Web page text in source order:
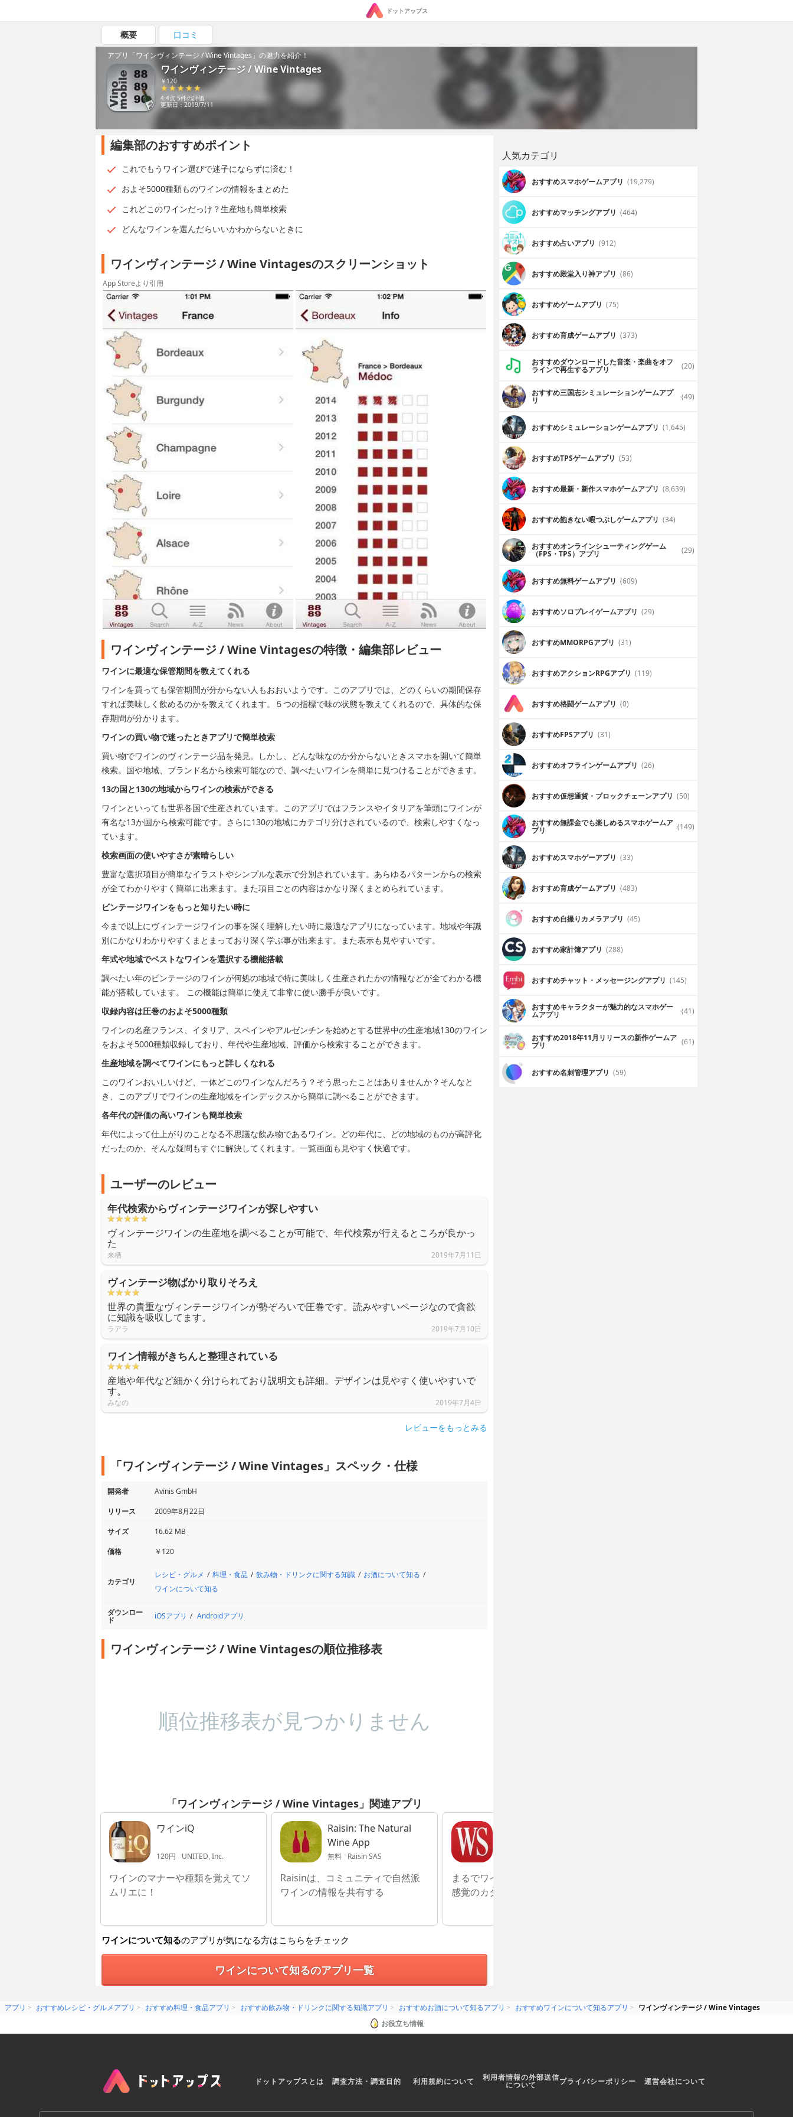
ドットアップス
概要 口コミ
アプリ「ワインヴィンテージ / Wine Vintages」の魅力を紹介！
ワインヴィンテージ / Wine Vintages
￥120
4.4点 5件の評価
更新日：2019/7/11
編集部のおすすめポイント
これでもうワイン選びで迷子にならずに済む！
およそ5000種類ものワインの情報をまとめた
これどこのワインだっけ？生産地も簡単検索
どんなワインを選んだらいいかわからないときに
ワインヴィンテージ / Wine Vintagesのスクリーンショット
App Storeより引用
ワインヴィンテージ / Wine Vintagesの特徴・編集部レビュー
ワインに最適な保管期間を教えてくれる
ワインを買っても保管期間が分からない人もおおいようです。このアプリでは、どのくらいの期間保存
すれば美味しく飲めるのかを教えてくれます。５つの指標で味の状態を教えてくれるので、具体的な保
存期間が分かります。
ワインの買い物で迷ったときアプリで簡単検索
買い物でワインのヴィンテージ品を発見。しかし、どんな味なのか分からないときスマホを開いて簡単
検索。国や地域、ブランド名から検索可能なので、調べたいワインを簡単に見つけることができます。
13の国と130の地域からワインの検索ができる
ワインといっても世界各国で生産されています。このアプリではフランスやイタリアを筆頭にワインが
有名な13か国から検索可能です。さらに130の地域にカテゴリ分けされているので、検索しやすくなっ
ています。
検索画面の使いやすさが素晴らしい
豊富な選択項目が簡単なイラストやシンプルな表示で分別されています。あらゆるパターンからの検索
が全てわかりやすく簡単に出来ます。また項目ごとの内容はかなり深くまとめられています。
ビンテージワインをもっと知りたい時に
今まで以上にヴィンテージワインの事を深く理解したい時に最適なアプリになっています。地域や年識
別にかなりわかりやすくまとまっており深く学ぶ事が出来ます。また表示も見やすいです。
年式や地域でベストなワインを選択する機能搭載
調べたい年のビンテージのワインが何処の地域で特に美味しく生産されたかの情報などが全てわかる機
能が搭載しています。 この機能は簡単に使えて非常に使い勝手が良いです。
収録内容は圧巻のおよそ5000種類
ワインの名産フランス、イタリア、スペインやアルゼンチンを始めとする世界中の生産地域130のワイン
をおよそ5000種類収録しており、年代や生産地域、評価から検索することができます。
生産地域を調べてワインにもっと詳しくなれる
このワインおいしいけど、一体どこのワインなんだろう？そう思ったことはありませんか？そんなと
き、このアプリでワインの生産地域をインデックスから簡単に調べることができます。
各年代の評価の高いワインも簡単検索
年代によって仕上がりのことなる不思議な飲み物であるワイン。どの年代に、どの地域のものが高評化
だったのか、そんな疑問もすぐに解決してくれます。一覧画面も見やすく快適です。
ユーザーのレビュー
年代検索からヴィンテージワインが探しやすい
ヴィンテージワインの生産地を調べることが可能で、年代検索が行えるところが良かっ
た
来栖 2019年7月11日
ヴィンテージ物ばかり取りそろえ
世界の貴重なヴィンテージワインが勢ぞろいで圧巻です。読みやすいページなので貪欲
に知識を吸収してます。
ラアラ 2019年7月10日
ワイン情報がきちんと整理されている
産地や年代など細かく分けられており説明文も詳細。デザインは見やすく使いやすいで
す。
みなの 2019年7月4日
レビューをもっとみる
「ワインヴィンテージ / Wine Vintages」スペック・仕様
開発者
Avinis GmbH
リリース
2009年8月22日
サイズ
16.62 MB
価格
￥120
カテゴリ
レシピ・グルメ 料理・食品 飲み物・ドリンクに関する知識
お酒について知る
ワインについて知る
ダウンロー
ド iOSアプリ Androidアプリ
ワインヴィンテージ / Wine Vintagesの順位推移表
順位推移表が見つかりません
「ワインヴィンテージ / Wine Vintages」関連アプリ
ワインiQ
120円 UNITED, Inc.
ワインのマナーや種類を覚えてソ
ムリエに！
Raisin: The Natural
Wine App
無料 Raisin SAS
Raisinは、コミュニティで自然派
ワインの情報を共有する
まるでワインの見本市のような新
感覚のカタログ
ワインについて知るのアプリが気になる方はこちらをチェック
ワインについて知るのアプリ一覧
人気カテゴリ
おすすめスマホゲームアプリ (19,279)
おすすめマッチングアプリ (464)
おすすめ占いアプリ (912)
おすすめ殿堂入り神アプリ (86)
おすすめゲームアプリ (75)
おすすめ育成ゲームアプリ (373)
おすすめダウンロードした音楽・楽曲をオフ
ラインで再生するアプリ (20)
おすすめ三国志シミュレーションゲームアプ
リ (49)
おすすめシミュレーションゲームアプリ (1,645)
おすすめTPSゲームアプリ (53)
おすすめ最新・新作スマホゲームアプリ (8,639)
おすすめ飽きない暇つぶしゲームアプリ (34)
おすすめオンラインシューティングゲーム
（FPS・TPS）アプリ (29)
おすすめ無料ゲームアプリ (609)
おすすめソロプレイゲームアプリ (29)
おすすめ MMORPGアプリ (31)
おすすめアクションRPGアプリ (119)
おすすめ格闘ゲームアプリ (0)
おすすめFPSアプリ (31)
おすすめオフラインゲームアプリ (26)
おすすめ仮想通貨・ブロックチェーンアプリ (50)
おすすめ無課金でも楽しめるスマホゲームア
プリ (149)
おすすめスマホゲーアプリ (33)
おすすめ育成ゲームアプリ (483)
おすすめ自撮りカメラアプリ (45)
おすすめ家計簿アプリ (288)
おすすめチャット・メッセージングアプリ (145)
おすすめキャラクターが魅力的なスマホゲー
ムアプリ (41)
おすすめ2018年11月リリースの新作ゲームア
プリ (61)
おすすめ名刺管理アプリ (59)
アプリ おすすめレシピ・グルメアプリ おすすめ料理・食品アプリ おすすめ飲み物・ドリンクに関する知識アプリ おすすめお酒について知るアプリ おすすめワインについて知るアプリ
ワインヴィンテージ / Wine Vintages
お役立ち情報
ドットアップスとは 調査方法・調査目的 利用規約について 利用者情報の外部送信
について プライバシーポリシー 運営会社について